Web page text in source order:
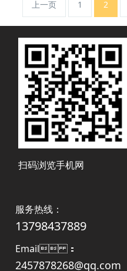
上一页 1 2
扫码浏览手机网
服务热线：
13798437889
Email ：
2457878268@qq.com